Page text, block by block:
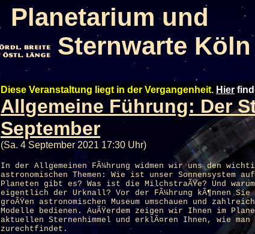
Planetarium und
Sternwarte Köln
Diese Veranstaltung liegt in der Vergangenheit. Hier
Allgemeine Führung: Der
September
(Sa. 4 September 2021 17:30 Uhr)
In der Allgemeinen FÃ¼hrung widmen wir uns den
astronomischen Themen: Wie ist unser Sonnensystem
Planeten gibt es? Was ist die MilchstraÃŸe? Und warum
eigentlich der Urknall? Vor der FÃ¼hrung kÃ¶nnen Sie
groÃŸen astronomischen Museum umschauen und
Modelle bedienen. AuÃŸerdem zeigen wir Ihnen im
aktuellen Sternenhimmel und erklÃ¤ren Ihnen, wie man
zurechtfindet.